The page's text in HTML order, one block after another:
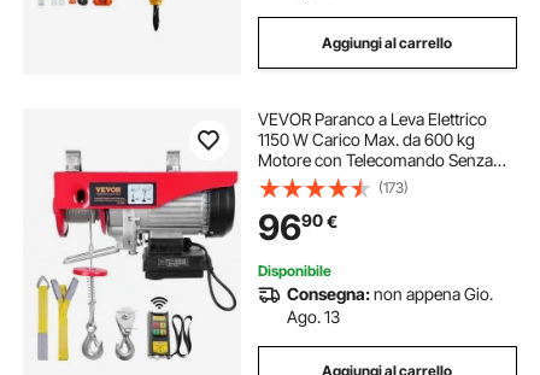
Aggiungi al carrello
VEVOR Paranco a Leva Elettrico
1150 W Carico Max. da 600 kg
Motore con Telecomando Senza
Filo Distanza da 10m, Paranco
Elettrico a Leva per Sollevamento
Carico Velocità 10 m/min Altezza
12m
(173)
9690€
Disponibile
Consegna:non appena Gio.
Ago. 13
Aggiungi al carrello